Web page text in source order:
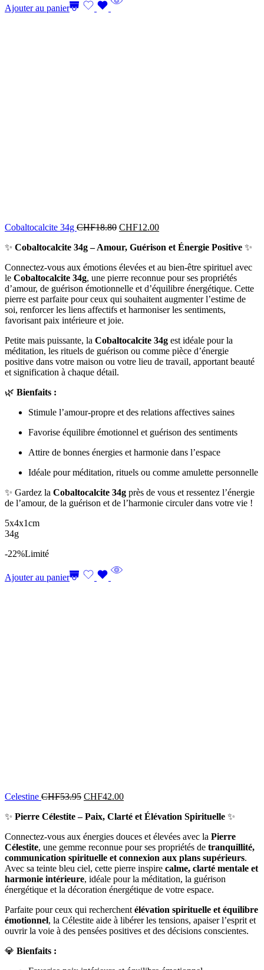
Ajouter au panier
Cobaltocalcite 34g CHF18.80 CHF12.00
✨ Cobaltocalcite 34g – Amour, Guérison et Énergie Positive ✨
Connectez-vous aux émotions élevées et au bien-être spirituel avec
le Cobaltocalcite 34g, une pierre reconnue pour ses propriétés
d’amour, de guérison émotionnelle et d’équilibre énergétique. Cette
pierre est parfaite pour ceux qui souhaitent augmenter l’estime de
soi, renforcer les liens affectifs et harmoniser les sentiments,
favorisant paix intérieure et joie.
Petite mais puissante, la Cobaltocalcite 34g est idéale pour la
méditation, les rituels de guérison ou comme pièce d’énergie
positive dans votre maison ou votre lieu de travail, apportant beauté
et signification à chaque détail.
🌿 Bienfaits :
Stimule l’amour-propre et des relations affectives saines
Favorise équilibre émotionnel et guérison des sentiments
Attire de bonnes énergies et harmonie dans l’espace
Idéale pour méditation, rituels ou comme amulette personnelle
✨ Gardez la Cobaltocalcite 34g près de vous et ressentez l’énergie
de l’amour, de la guérison et de l’harmonie circuler dans votre vie !
5x4x1cm
34g
-22%Limité
Ajouter au panier
Celestine CHF53.95 CHF42.00
✨ Pierre Célestite – Paix, Clarté et Élévation Spirituelle ✨
Connectez-vous aux énergies douces et élevées avec la Pierre
Célestite, une gemme reconnue pour ses propriétés de tranquillité,
communication spirituelle et connexion aux plans supérieurs.
Avec sa teinte bleu ciel, cette pierre inspire calme, clarté mentale et
harmonie intérieure, idéale pour la méditation, la guérison
énergétique et la décoration énergétique de votre espace.
Parfaite pour ceux qui recherchent élévation spirituelle et équilibre
émotionnel, la Célestite aide à libérer les tensions, apaiser l’esprit et
ouvrir la voie à des pensées positives et des décisions conscientes.
💎 Bienfaits :